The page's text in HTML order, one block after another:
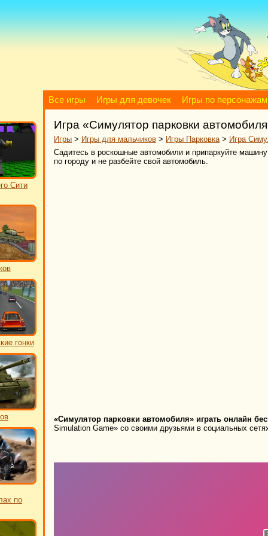
Все игры Игры для девочек Игры по персонажам
Сити
гонки
по
Игра «Симулятор парковки
Игры > Игры для мальчиков > Игры Парковка> Игра
Садитесь в роскошные автомобили и припаркуйте
по городу и не разбейте свой автомобиль.
«Симулятор парковки автомобиля» играть онлайн
Simulation Game» со своими друзьями в социальных